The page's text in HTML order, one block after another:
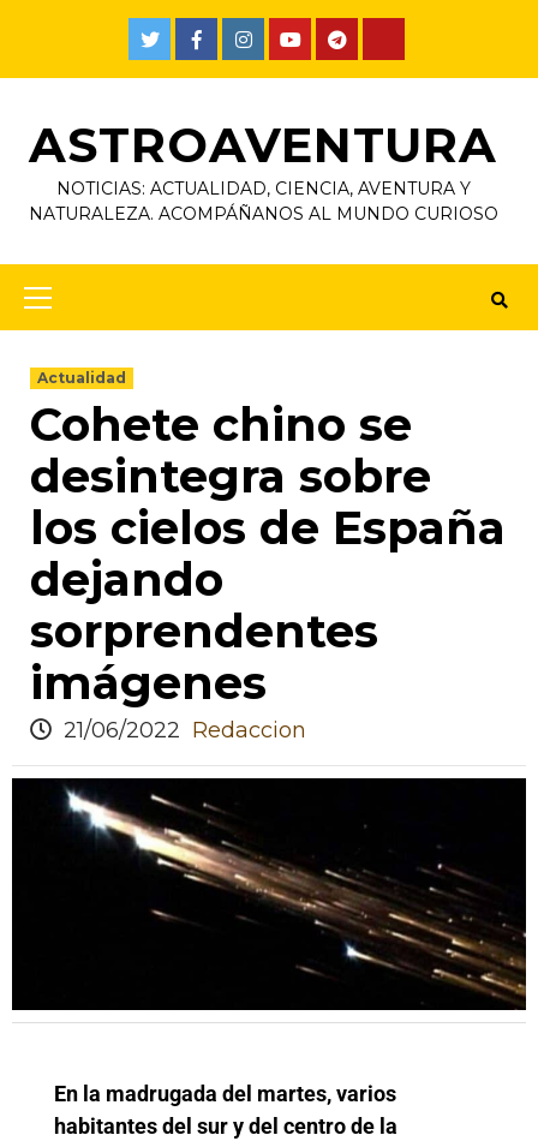
ASTROAVENTURA
NOTICIAS: ACTUALIDAD, CIENCIA, AVENTURA Y
NATURALEZA. ACOMPÁÑANOS AL MUNDO CURIOSO
Actualidad
Cohete chino se
desintegra sobre
los cielos de España
dejando
sorprendentes
imágenes
21/06/2022 Redaccion
En la madrugada del martes, varios
habitantes del sur y del centro de la